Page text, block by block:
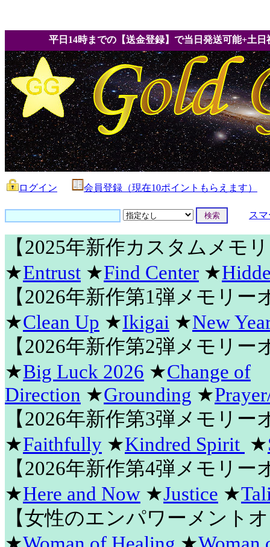
平日14時までの【送金登録】で当日発送可能+土日
ログイン 会員登録（現在10ポイントもらえます）
ス
【2025年新作カスタムメモ
★Entrust ★Find Center ★
【2026年新作第1弾メモリー
★Clean Up ★Ikigai ★New
【2026年新作第2弾メモリー
★Big Luck 2026 ★Change of
Direction ★Grounding ★
【2026年新作第3弾メモリー
★Faithfully ★Kindred Spirit ★
【2026年新作第4弾メモリー
★Here and Now ★Justice ★
【女性のエンパワーメント